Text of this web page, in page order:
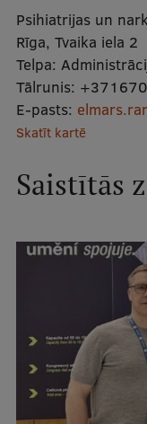
Doktorantūra
Rezidentūra
Uzņemšana
Praktiska
Par RSU
Studentu dzīve
Studiju
Fakultātes
Mūsu cilvēki
Stratēģija
Psihiatrijas un
Rīga, Tvaika iela 2
Telpa:
Tālrunis:
E-pasts:
Skatīt kartē
Saistītās